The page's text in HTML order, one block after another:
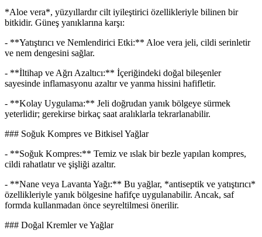
*Aloe vera*, yüzyıllardır cilt iyileştirici özellikleriyle bilinen bir
bitkidir. Güneş yanıklarına karşı:
- **Yatıştırıcı ve Nemlendirici Etki:** Aloe vera jeli, cildi serinletir
ve nem dengesini sağlar.
- **İltihap ve Ağrı Azaltıcı:** İçeriğindeki doğal bileşenler
sayesinde inflamasyonu azaltır ve yanma hissini hafifletir.
- **Kolay Uygulama:** Jeli doğrudan yanık bölgeye sürmek
yeterlidir; gerekirse birkaç saat aralıklarla tekrarlanabilir.
### Soğuk Kompres ve Bitkisel Yağlar
- **Soğuk Kompres:** Temiz ve ıslak bir bezle yapılan kompres,
cildi rahatlatır ve şişliği azaltır.
- **Nane veya Lavanta Yağı:** Bu yağlar, *antiseptik ve yatıştırıcı*
özellikleriyle yanık bölgesine hafifçe uygulanabilir. Ancak, saf
formda kullanmadan önce seyreltilmesi önerilir.
### Doğal Kremler ve Yağlar